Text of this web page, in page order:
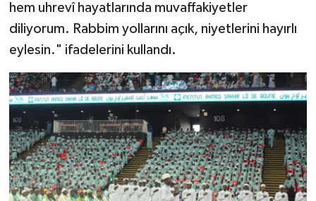
hem uhrevî hayatlarında muvaffakiyetler
diliyorum. Rabbim yollarını açık, niyetlerini hayırlı
eylesin." ifadelerini kullandı.
Karabük Müftülüğü
Karaman Müftülüğü
Kars Müftülüğü
Kastamonu Müftülüğü
Kayseri Müftülüğü
Kilis Müftülüğü